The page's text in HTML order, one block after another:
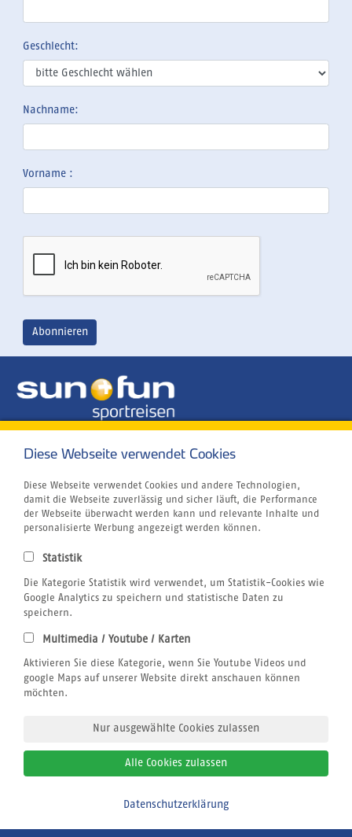
Geschlecht:
Nachname:
Vorname :
Tauchen lernen
Ägypten
Bali
Kenia
Malediven
Rund um´s Buchen
Airline Blacklist
Centrum für Reisemedizin
Bildnachweis
Gutschein
Kitesurfen
Jobs
Reiseversicherung
Windsurfen
Rechtliches
Diese Webseite verwendet Cookies
Diese Webseite verwendet Cookies und andere Technologien,
damit die Webseite zuverlässig und sicher läuft, die Performance
der Webseite überwacht werden kann und relevante Inhalte und
personalisierte Werbung angezeigt werden können.
Statistik
Die Kategorie Statistik wird verwendet, um Statistik-Cookies wie
Google Analytics zu speichern und statistische Daten zu
speichern.
Multimedia / Youtube / Karten
Aktivieren Sie diese Kategorie, wenn Sie Youtube Videos und
google Maps auf unserer Website direkt anschauen können
möchten.
Nur ausgewählte Cookies zulassen
Alle Cookies zulassen
Datenschutzerklärung